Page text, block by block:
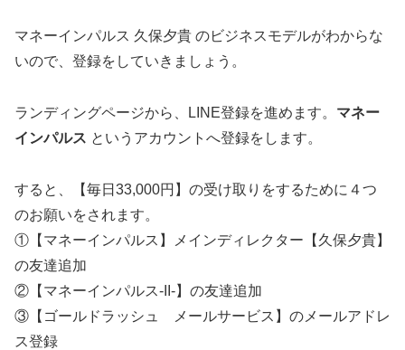
マネーインパルス 久保夕貴 のビジネスモデルがわからな
いので、登録をしていきましょう。
ランディングページから、LINE登録を進めます。 マネー
インパルス というアカウントへ登録をします。
すると、【毎日33,000円】の受け取りをするために４つ
のお願いをされます。
①【マネーインパルス】メインディレクター【久保夕貴】
の友達追加
②【マネーインパルス-II-】の友達追加
③【ゴールドラッシュ メールサービス】のメールアドレ
ス登録